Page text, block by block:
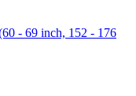
- 69 inch, 152 - 176